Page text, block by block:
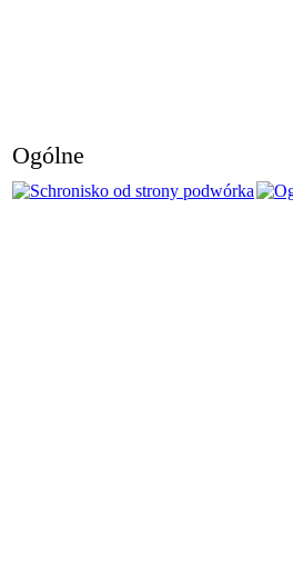
Ogólne